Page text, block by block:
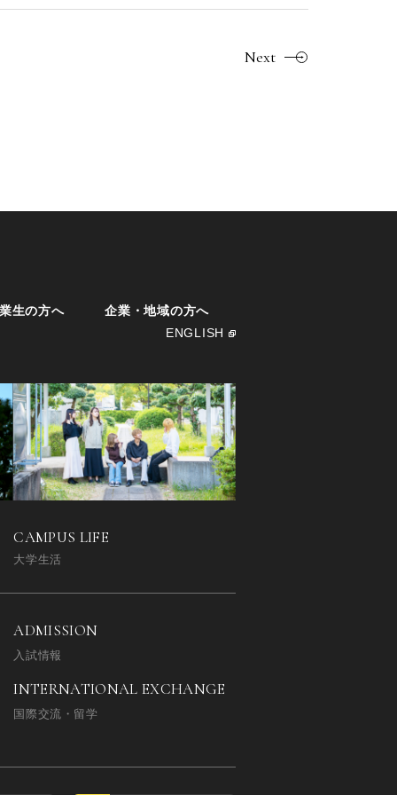
Next
生の方へ
企業・地域の方へ
ENGLISH
CAMPUS LIFE
大学生活
ADMISSION
入試情報
INTERNATIONAL EXCHANGE
国際交流・留学